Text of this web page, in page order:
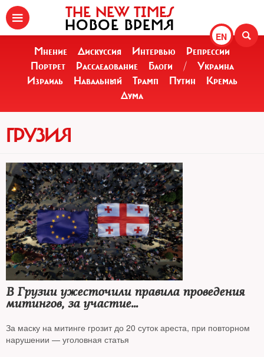
EN
THE NEW TIMES
НОВОЕ ВРЕМЯ
Мнение Дискуссия Интервью
Репрессии
Портрет
Расследование Блоги /
Украина
Израиль
Навальный Трамп Путин
Кремль
Дума
ГРУЗИЯ
В Грузии ужесточили правила проведения
митингов, за участие
до 60 суток
За маску на митинге грозит до 20 суток ареста, при повторном
нарушении — уголовная статья